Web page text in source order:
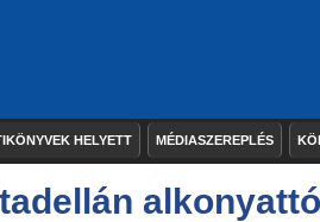
HELYETT MÉDIASZEREPLÉS